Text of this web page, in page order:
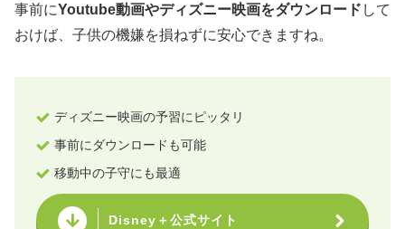
事前にYoutube動画やディズニー映画をダウンロード して
おけば、子供の機嫌を損ねずに安心できますね。
ディズニー映画の予習にピッタリ
事前にダウンロードも可能
移動中の子守にも最適
Disney＋公式サイト